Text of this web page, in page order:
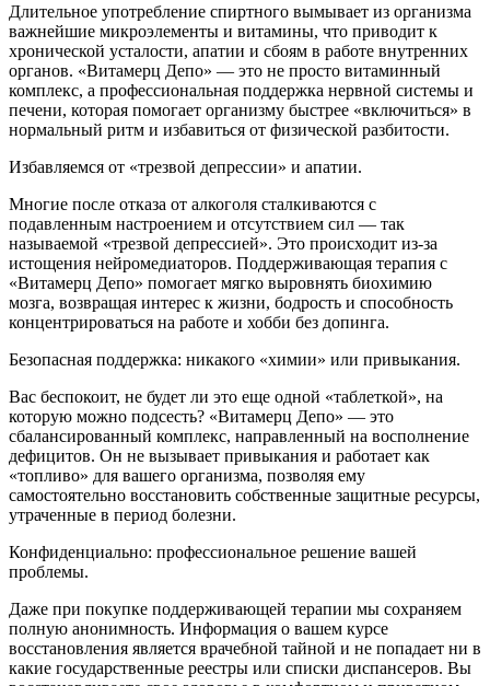
Длительное употребление спиртного вымывает из организма
важнейшие микроэлементы и витамины, что приводит к
хронической усталости, апатии и сбоям в работе внутренних
органов. «Витамерц Депо» — это не просто витаминный
комплекс, а профессиональная поддержка нервной системы и
печени, которая помогает организму быстрее «включиться» в
нормальный ритм и избавиться от физической разбитости.
Избавляемся от «трезвой депрессии» и апатии.
Многие после отказа от алкоголя сталкиваются с
подавленным настроением и отсутствием сил — так
называемой «трезвой депрессией». Это происходит из-за
истощения нейромедиаторов. Поддерживающая терапия с
«Витамерц Депо» помогает мягко выровнять биохимию
мозга, возвращая интерес к жизни, бодрость и способность
концентрироваться на работе и хобби без допинга.
Безопасная поддержка: никакого «химии» или привыкания.
Вас беспокоит, не будет ли это еще одной «таблеткой», на
которую можно подсесть? «Витамерц Депо» — это
сбалансированный комплекс, направленный на восполнение
дефицитов. Он не вызывает привыкания и работает как
«топливо» для вашего организма, позволяя ему
самостоятельно восстановить собственные защитные ресурсы,
утраченные в период болезни.
Конфиденциально: профессиональное решение вашей
проблемы.
Даже при покупке поддерживающей терапии мы сохраняем
полную анонимность. Информация о вашем курсе
восстановления является врачебной тайной и не попадает ни в
какие государственные реестры или списки диспансеров. Вы